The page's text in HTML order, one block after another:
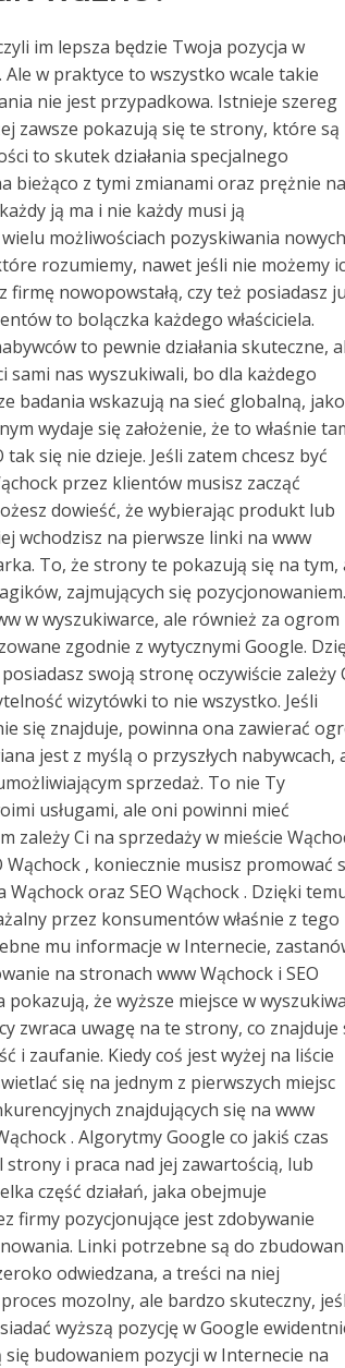
im lepsza będzie Twoja pozycja w
w praktyce to wszystko wcale takie
nie jest przypadkowa. Istnieje szereg
zawsze pokazują się te strony, które są
to skutek działania specjalnego
bieżąco z tymi zmianami oraz prężnie na
ją ma i nie każdy musi ją
możliwościach pozyskiwania nowych
rozumiemy, nawet jeśli nie możemy
nowopowstałą, czy też posiadasz
to bolączka każdego właściciela.
to pewnie działania skuteczne,
sami nas wyszukiwali, bo dla każdego
badania wskazują na sieć globalną, jako
wydaje się założenie, że to właśnie
się nie dzieje. Jeśli zatem chcesz być
przez klientów musisz zacząć
dowieść, że wybierając produkt lub
wchodzisz na pierwsze linki na www
To, że strony te pokazują się na tym,
zajmujących się pozycjonowaniem.
w wyszukiwarce, ale również za ogrom
zgodnie z wytycznymi Google.
swoją stronę oczywiście zależy
wizytówki to nie wszystko. Jeśli
się znajduje, powinna ona zawierać
jest z myślą o przyszłych nabywcach,
sprzedaż. To nie Ty
usługami, ale oni powinni mieć
zależy Ci na sprzedaży w mieście
, koniecznie musisz promować
oraz SEO Wąchock . Dzięki
przez konsumentów właśnie z tego
mu informacje w Internecie,
na stronach www Wąchock i SEO
że wyższe miejsce w
zwraca uwagę na te strony, co znajduje
i zaufanie. Kiedy coś jest wyżej na liście
się na jednym z pierwszych miejsc
znajdujących się na www
. Algorytmy Google co jakiś czas
i praca nad jej zawartością, lub
część działań, jaka obejmuje
firmy pozycjonujące jest zdobywanie
Linki potrzebne są do
odwiedzana, a treści na niej
mozolny, ale bardzo skuteczny,
wyższą pozycję w Google
budowaniem pozycji w Internecie na